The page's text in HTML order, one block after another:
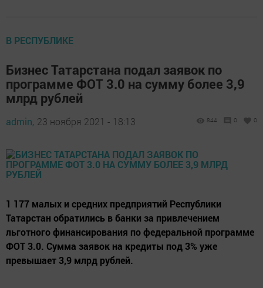
В РЕСПУБЛИКЕ
Бизнес Татарстана подал заявок по
программе ФОТ 3.0 на сумму более 3,9
млрд рублей
admin, 23 ноября 2021 - 18:13 844 0 0
1 177 малых и средних предприятий Республики
Татарстан обратились в банки за привлечением
льготного финансирования по федеральной программе
ФОТ 3.0. Сумма заявок на кредиты под 3% уже
превышает 3,9 млрд рублей.